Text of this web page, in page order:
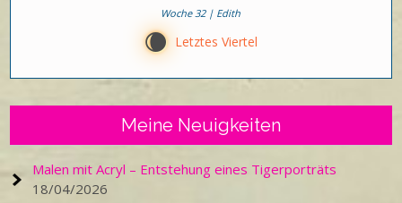
Woche 32 | Edith
W Letztes Viertel
Meine Neuigkeiten
Malen mit Acryl – Entstehung eines Tigerporträts
18/04/2026